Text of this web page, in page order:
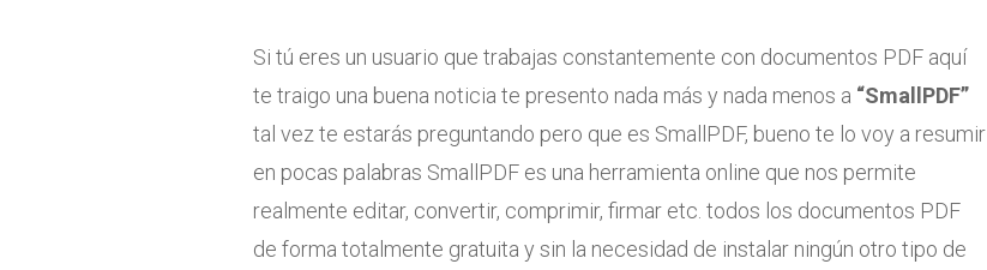
Si tú eres un usuario que trabajas constantemente con documentos PDF aquí
te traigo una buena noticia te presento nada más y nada menos a “SmallPDF”
tal vez te estarás preguntando pero que es SmallPDF, bueno te lo voy a resumir
en pocas palabras SmallPDF es una herramienta online que nos permite
realmente editar, convertir, comprimir, firmar etc. todos los documentos PDF
de forma totalmente gratuita y sin la necesidad de instalar ningún otro tipo de